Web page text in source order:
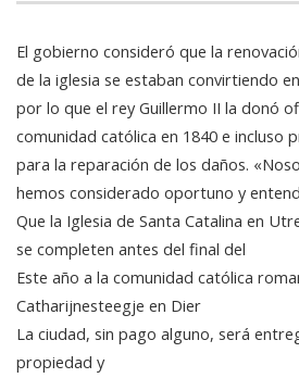
El gobierno consideró que la
de la iglesia se estaban convirtiendo
por lo que el rey Guillermo II la donó
comunidad católica en 1840 e incluso
para la reparación de los daños.
hemos considerado oportuno y
Que la Iglesia de Santa Catalina en
se completen antes del final del
Este año a la comunidad católica
Catharijnesteegje en Dier
La ciudad, sin pago alguno, será
propiedad y